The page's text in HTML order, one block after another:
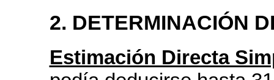
2. DETERMINACIÓN
Estimación Directa